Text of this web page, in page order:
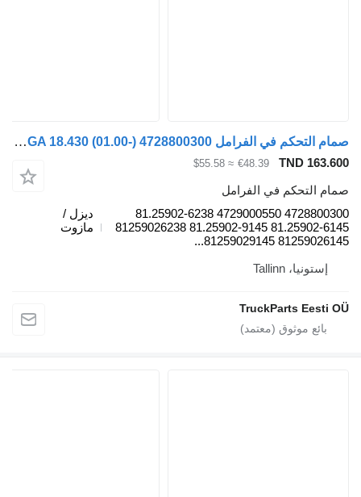
صمام التحكم في الفرامل WABCO TGA 18.430 (01.00-) 4728800300 لـ السيارات القاطرة MAN 4-series, TGA (1993-2009)
TND
€48.39
≈ $55.58
التحكم في الفرامل
4728800300 4729000550 81.25902-6238
81.25902-6145 81.25902-9145 81259026238
81259026145
ديزل /
مازوت
إستونيا، Tallinn
TruckParts Eesti